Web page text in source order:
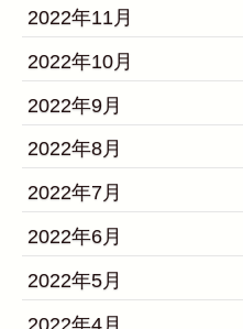
2022年11月
2022年10月
2022年9月
2022年8月
2022年7月
2022年6月
2022年5月
2022年4月